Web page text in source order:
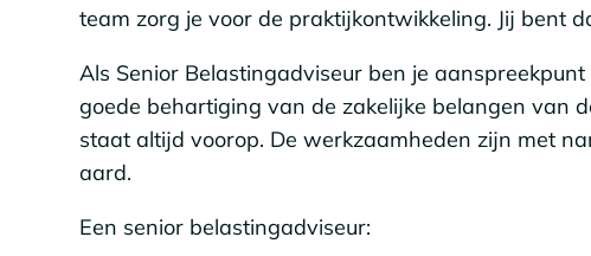
team zorg je voor de praktijkontwikkeling. Jij bent
Als Senior Belastingadviseur ben je
goede behartiging van de zakelijke belangen van
staat altijd voorop. De werkzaamheden zijn met
aard.
Een senior belastingadviseur: